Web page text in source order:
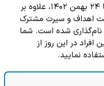
سوم شعبان سال ۱۴۴۵ قمری برابر با ۲۴ بهمن ۱۴۰۲، علاوه بر
اهداف و سیرت مشترک
نام‌گذاری شده است. شما
افراد در این روز از
نمایید.